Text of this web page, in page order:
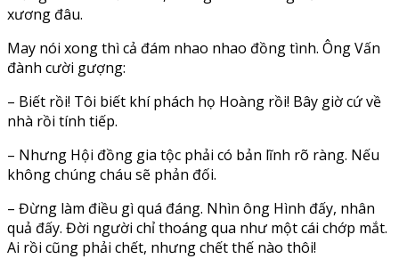
xương đâu.
May nói xong thì cả đám nhao nhao đồng tình. Ông Vấn
đành cười gượng:
– Biết rồi! Tôi biết khí phách họ Hoàng rồi! Bây giờ cứ về
nhà rồi tính tiếp.
– Nhưng Hội đồng gia tộc phải có bản lĩnh rõ ràng. Nếu
không chúng cháu sẽ phản đối.
– Đừng làm điều gì quá đáng. Nhìn ông Hình đấy, nhân
quả đấy. Đời người chỉ thoáng qua như một cái chớp mắt.
Ai rồi cũng phải chết, nhưng chết thế nào thôi!